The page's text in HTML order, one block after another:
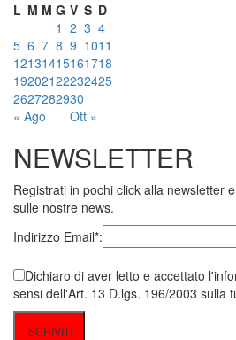
L M M G V S D
« Ago Ott »
1 2 3 4
5 6 7 8 9 1011
12131415161718
19202122232425
2627282930
NEWSLETTER
Registrati in pochi click alla newsletter
sulle nostre news.
Indirizzo Email*:
Dichiaro di aver letto e accettato
sensi dell'Art. 13 D.lgs. 196/2003 sulla